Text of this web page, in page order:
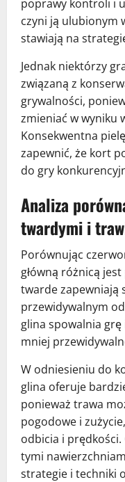
poprawy kontroli i
czyni ją ulubionym
stawiają na
Jednak niektórzy
związaną z
grywalności,
zmieniać w wyniku
Konsekwentna
zapewnić, że kort
do gry
Analiza
twardymi i
Porównując
główną różnicą
twarde zapewniają
przewidywalnym
glina spowalnia
mniej
W odniesieniu do
glina oferuje
ponieważ trawa
pogodowe i
odbicia i
tymi
strategie i techniki